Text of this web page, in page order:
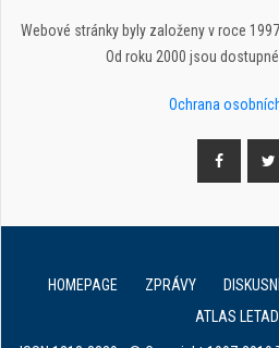
Webové stránky byly založeny v roce
Od roku 2000 jsou
Ochrana
HOMEPAGE ZPRÁVY
ATLAS